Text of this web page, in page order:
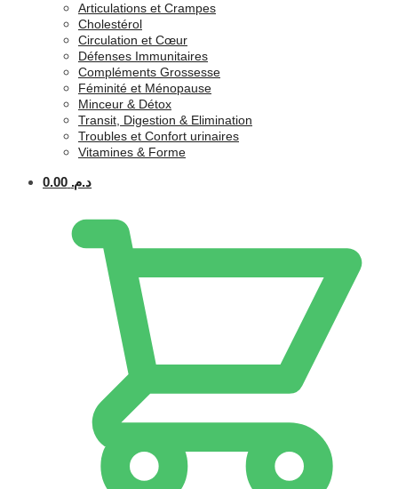
Articulations et Crampes
Cholestérol
Circulation et Cœur
Défenses Immunitaires
Compléments Grossesse
Féminité et Ménopause
Minceur & Détox
Transit, Digestion & Elimination
Troubles et Confort urinaires
Vitamines & Forme
د.م. 0.00